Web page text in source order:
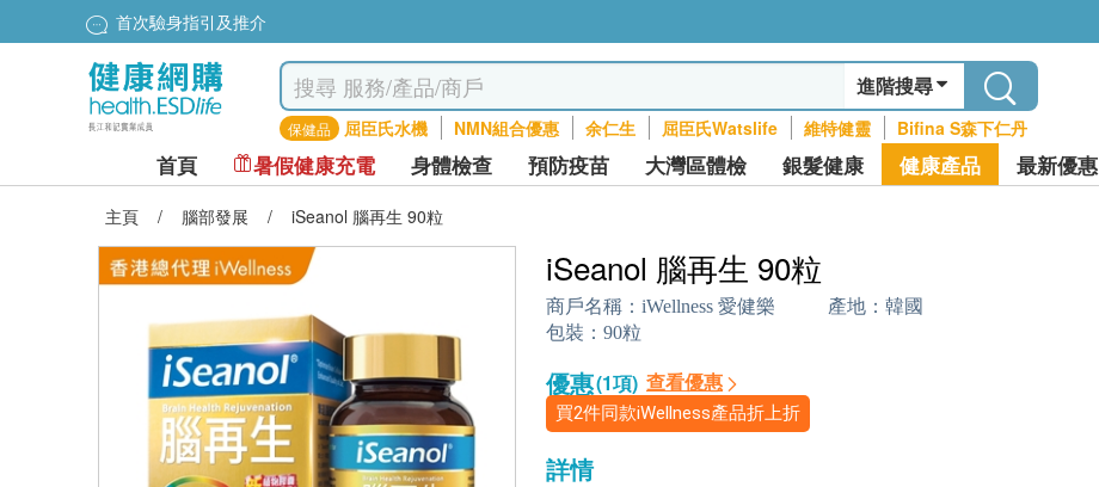
首次驗身指引及推介
進階搜尋
保健品 屈臣氏水機 NMN組合優惠 余仁生 屈臣氏Watslife 維特健靈 Bifina S森下仁丹
首頁 暑假健康充電 身體檢查 預防疫苗 大灣區體檢 銀髮健康 健康產品 最新優惠
主頁 / 腦部發展 / iSeanol 腦再生 90粒
iSeanol 腦再生 90粒
商戶名稱： iWellness 愛健樂 產地： 韓國
包裝： 90粒
優惠(1項) 查看優惠
買2件同款iWellness產品折上折
詳情